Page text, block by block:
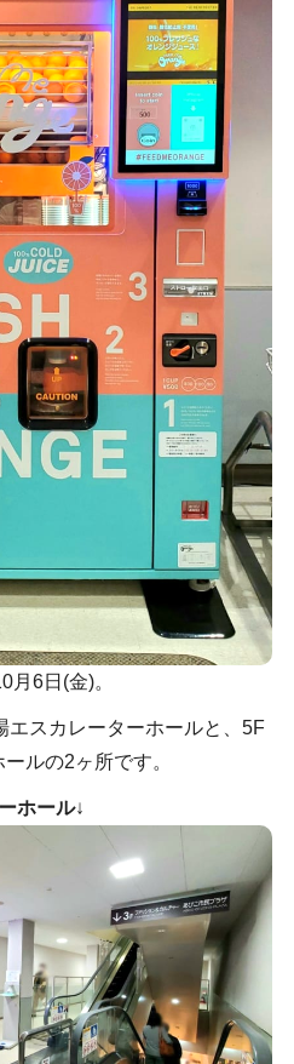
6日(金)。
エスカレーターホールと、5F
ルの2ヶ所です。
ホール↓